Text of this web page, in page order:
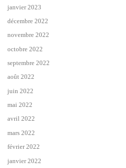
janvier 2023
décembre 2022
novembre 2022
octobre 2022
septembre 2022
août 2022
juin 2022
mai 2022
avril 2022
mars 2022
février 2022
janvier 2022